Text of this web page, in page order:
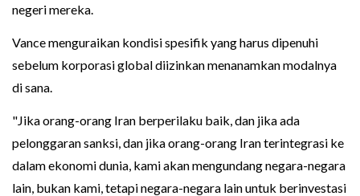
negeri mereka.
Vance menguraikan kondisi spesifik yang harus dipenuhi
sebelum korporasi global diizinkan menanamkan modalnya
di sana.
"Jika orang-orang Iran berperilaku baik, dan jika ada
pelonggaran sanksi, dan jika orang-orang Iran terintegrasi ke
dalam ekonomi dunia, kami akan mengundang negara-negara
lain, bukan kami, tetapi negara-negara lain untuk berinvestasi